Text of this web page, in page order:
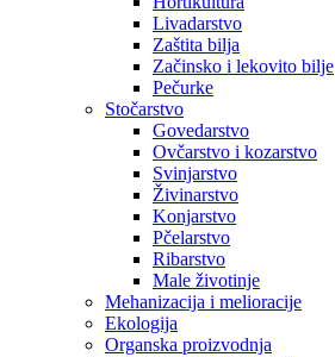
Livadarstvo
Zaštita bilja
Začinsko i lekovito bilje
Pečurke
Stočarstvo
Govedarstvo
Ovčarstvo i kozarstvo
Svinjarstvo
Živinarstvo
Konjarstvo
Pčelarstvo
Ribarstvo
Male životinje
Mehanizacija i melioracije
Ekologija
Organska proizvodnja